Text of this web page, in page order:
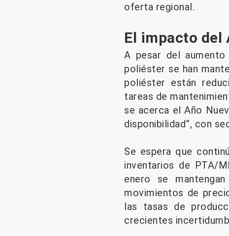
oferta regional.
El impacto del
A pesar del
poliéster se han
poliéster están
tareas de
se acerca el Año
disponibilidad”, con
Se espera que
inventarios de PTA/
enero se
movimientos de
las tasas de
crecientes